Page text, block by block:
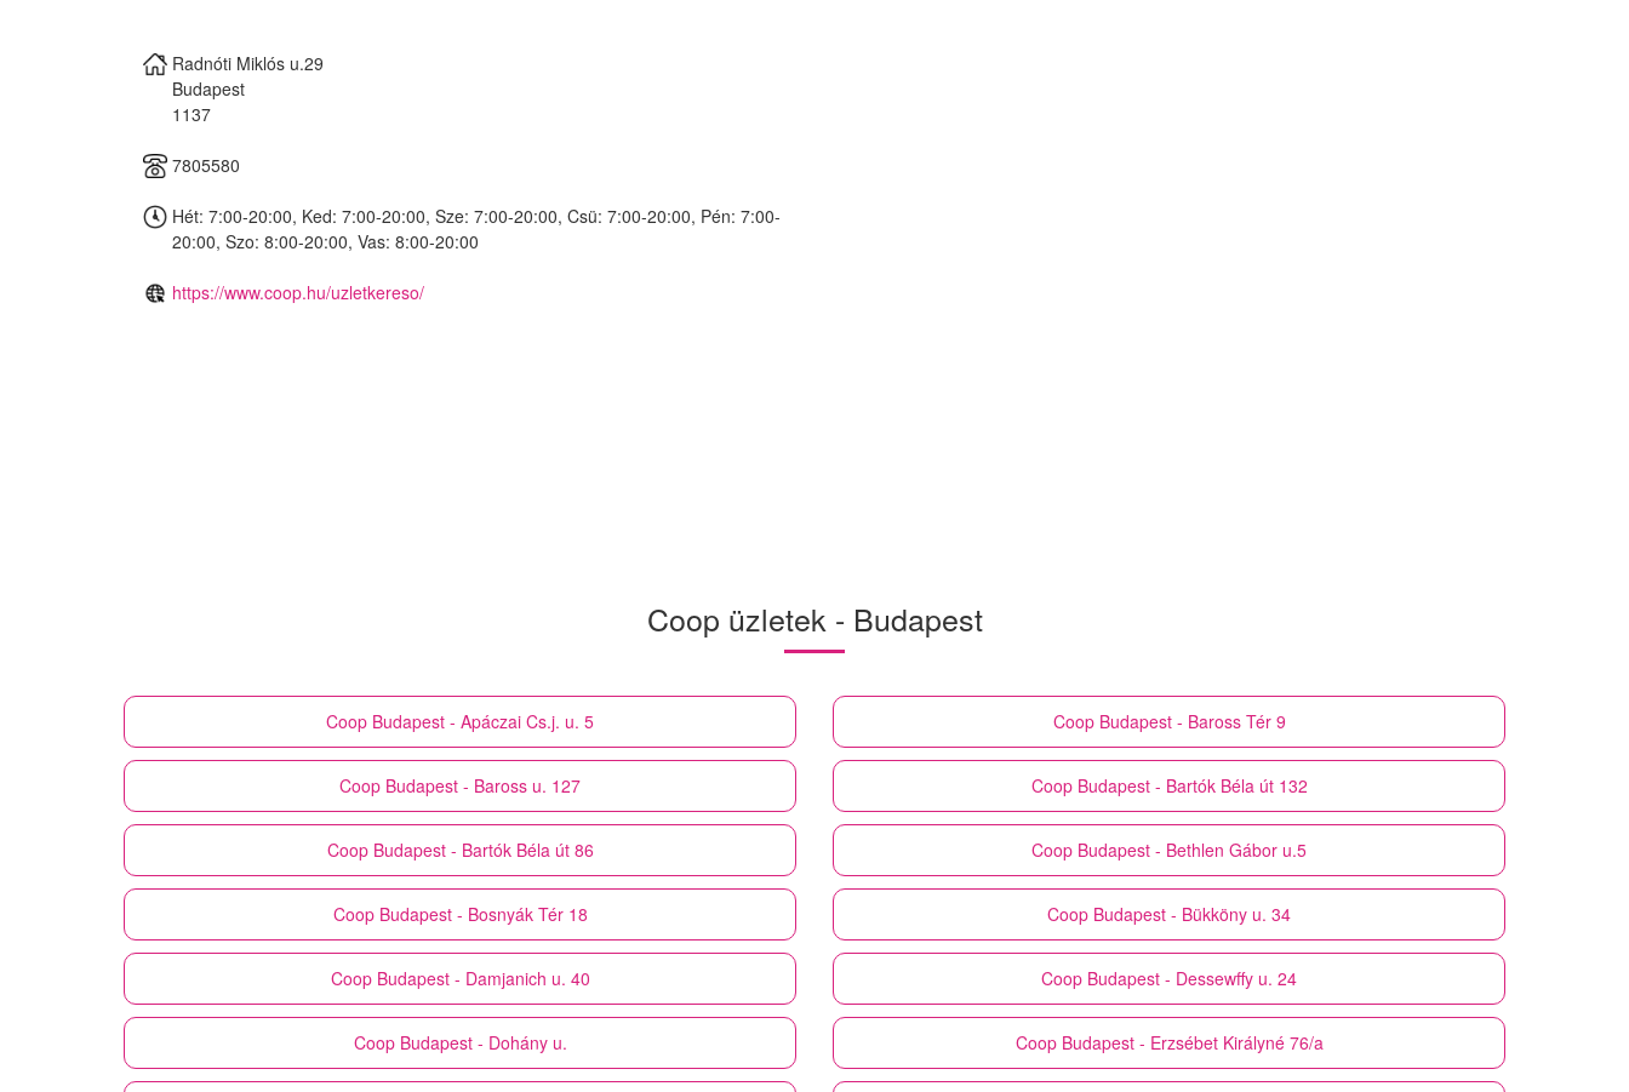
Radnóti Miklós u.29
Budapest
1137
7805580
Hét: 7:00-20:00, Ked: 7:00-20:00, Sze: 7:00-20:00, Csü: 7:00-20:00, Pén: 7:00-
20:00, Szo: 8:00-20:00, Vas: 8:00-20:00
https://www.coop.hu/uzletkereso/
Coop üzletek - Budapest
Coop Budapest - Apáczai Cs.j. u. 5 Coop Budapest - Baross Tér 9
Coop Budapest - Baross u. 127 Coop Budapest - Bartók Béla út 132
Coop Budapest - Bartók Béla út 86 Coop Budapest - Bethlen Gábor u.5
Coop Budapest - Bosnyák Tér 18 Coop Budapest - Bükköny u. 34
Coop Budapest - Damjanich u. 40 Coop Budapest - Dessewffy u. 24
Coop Budapest - Dohány u. Coop Budapest - Erzsébet Királyné 76/a